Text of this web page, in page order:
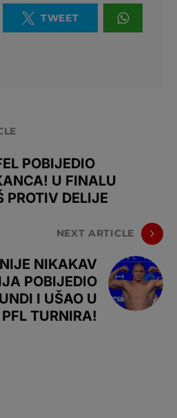
TWEET
POBIJEDIO
U FINALU
PROTIV DELIJE
NEXT ARTICLE
NIKAKAV
POBIJEDIO
I UŠAO U
TURNIRA!